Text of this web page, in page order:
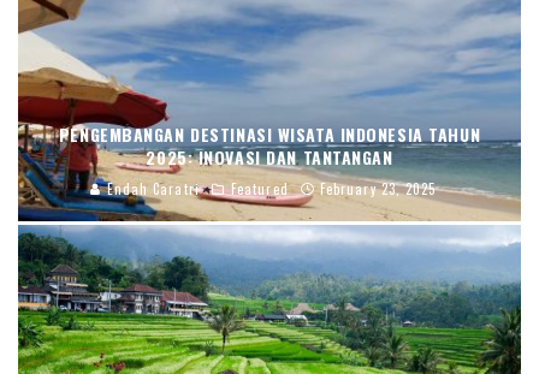
PENGEMBANGAN DESTINASI WISATA INDONESIA TAHUN
2025: INOVASI DAN TANTANGAN
Endah Caratri Featured February 23, 2025